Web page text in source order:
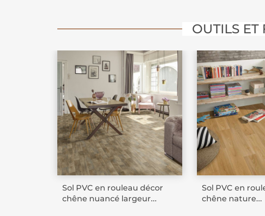
OUTILS ET
Sol PVC en rouleau décor
chêne nuancé largeur...
Sol PVC en
chêne nature...